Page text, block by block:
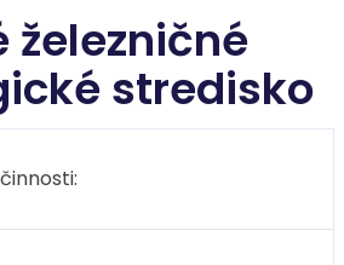
železničné
stredisko